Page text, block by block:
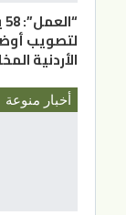
لتصويب
الأردنية
أخبار منوعة